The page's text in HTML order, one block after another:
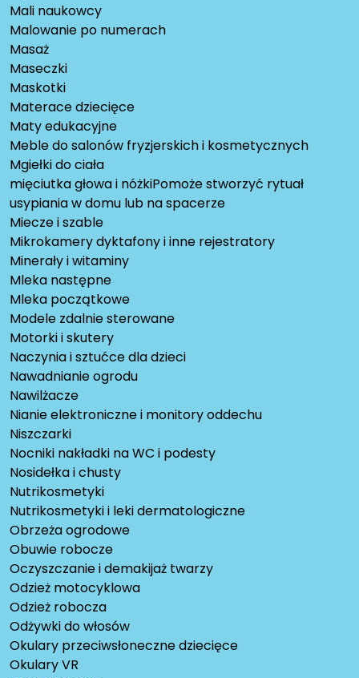
Mali naukowcy
Malowanie po numerach
Masaż
Maseczki
Maskotki
Materace dziecięce
Maty edukacyjne
Meble do salonów fryzjerskich i kosmetycznych
Mgiełki do ciała
mięciutka głowa i nóżkiPomoże stworzyć rytuał
usypiania w domu lub na spacerze
Miecze i szable
Mikrokamery dyktafony i inne rejestratory
Minerały i witaminy
Mleka następne
Mleka początkowe
Modele zdalnie sterowane
Motorki i skutery
Naczynia i sztućce dla dzieci
Nawadnianie ogrodu
Nawilżacze
Nianie elektroniczne i monitory oddechu
Niszczarki
Nocniki nakładki na WC i podesty
Nosidełka i chusty
Nutrikosmetyki
Nutrikosmetyki i leki dermatologiczne
Obrzeża ogrodowe
Obuwie robocze
Oczyszczanie i demakijaż twarzy
Odzież motocyklowa
Odzież robocza
Odżywki do włosów
Okulary przeciwsłoneczne dziecięce
Okulary VR